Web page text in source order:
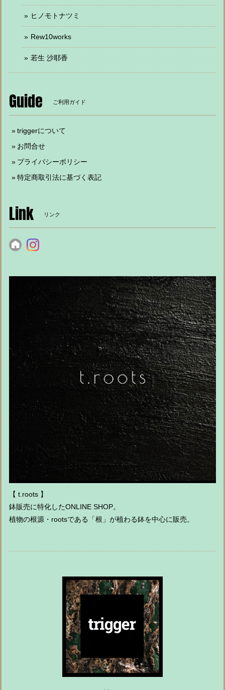
ヒノモトナツミ
Rew10works
若生 沙耶香
Guide ご利用ガイド
triggerについて
お問合せ
プライバシーポリシー
特定商取引法に基づく表記
Link リンク
【 t.roots 】
鉢販売に特化したONLINE SHOP。
植物の根源・rootsである「根」が植わる鉢を中心に販売。